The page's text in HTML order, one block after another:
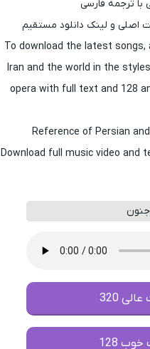
با ترجمه فارسی
اصلی و لینک دانلود مستقیم
To download the latest songs,
Iran and the world in the
opera with full text and 128
Reference of Persian
Download full music video and
320
128